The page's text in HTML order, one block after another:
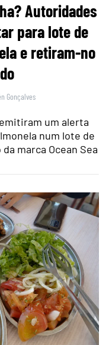
Autoridades
para lote de
e retiram-no
Gonçalves
um alerta
num lote de
marca Ocean Sea